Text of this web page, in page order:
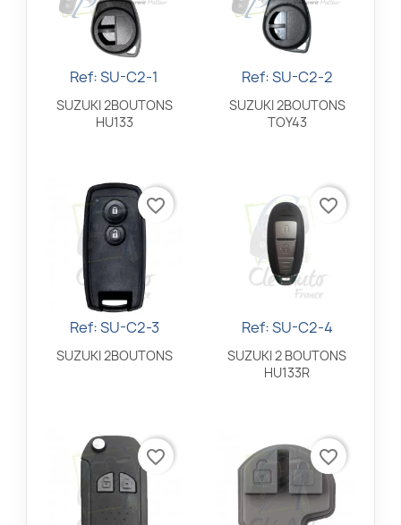
Aperçu rapide
Ref: SU-C2-1
SUZUKI 2BOUTONS
HU133
Aperçu rapide
Ref: SU-C2-2
SUZUKI 2BOUTONS
TOY43
Aperçu rapide
Ref: SU-C2-3
SUZUKI 2BOUTONS
favorite_border
Aperçu rapide
Ref: SU-C2-4
SUZUKI 2 BOUTONS
HU133R
favorite_border
favorite_border favorite_border